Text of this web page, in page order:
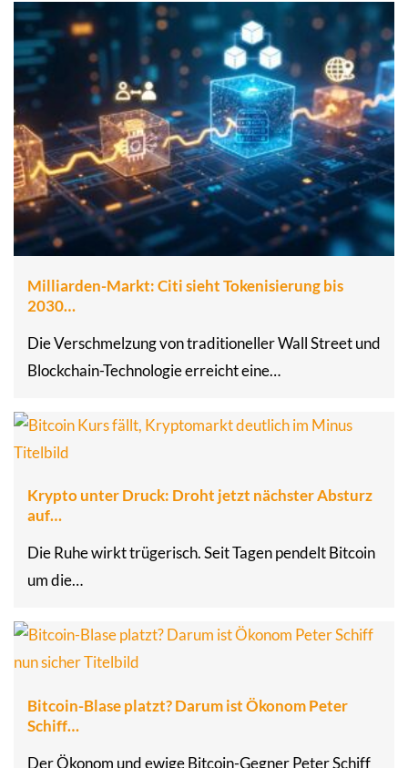
Milliarden-Markt: Citi sieht Tokenisierung bis
2030…
Die Verschmelzung von traditioneller Wall Street und
Blockchain-Technologie erreicht eine…
Krypto unter Druck: Droht jetzt nächster Absturz
auf…
Die Ruhe wirkt trügerisch. Seit Tagen pendelt Bitcoin
um die…
Bitcoin-Blase platzt? Darum ist Ökonom Peter
Schiff…
Der Ökonom und ewige Bitcoin-Gegner Peter Schiff